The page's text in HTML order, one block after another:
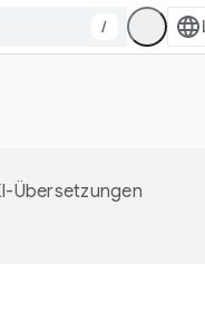
/
Übersetzungen